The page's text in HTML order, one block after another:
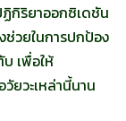
กิริยาออกซิเดชัน
ช่วยในการปกป้อง
เพื่อให้
ยวะเหล่านี้นาน